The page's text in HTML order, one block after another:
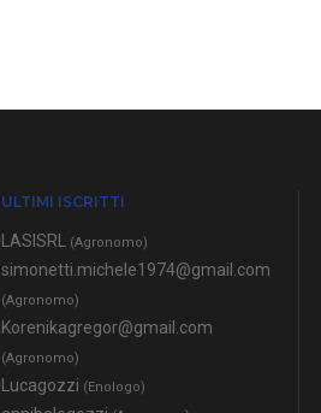
ULTIMI ISCRITTI
LASISRL (Agronomo)
simonetti.michele1974@gmail.com
(Agronomo)
Korenikagregor@gmail.com
(Agronomo)
Lucagozzi (Enologo)